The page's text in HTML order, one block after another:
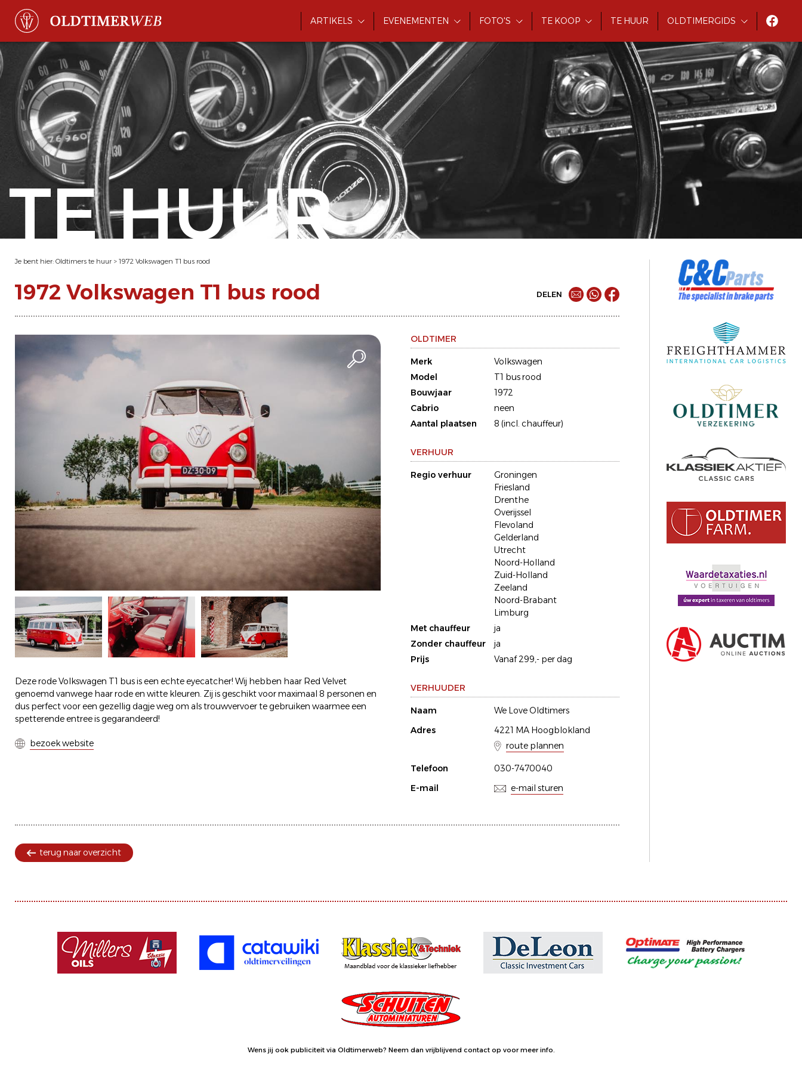
ARTIKELS EVENEMENTEN FOTO'S TE KOOP TE HUUR OLDTIMERGIDS
TE HUUR
Je bent hier: Oldtimers te huur > 1972 Volkswagen T1 bus rood
1972 Volkswagen T1 bus rood DELEN
Deze rode Volkswagen T1 bus is een echte eyecatcher! Wij hebben haar Red Velvet
genoemd vanwege haar rode en witte kleuren. Zij is geschikt voor maximaal 8 personen en
dus perfect voor een gezellig dagje weg om als trouwvervoer te gebruiken waarmee een
spetterende entree is gegarandeerd!
bezoek website
OLDTIMER
Merk
Volkswagen
Model
T1 bus rood
Bouwjaar
1972
Cabrio
neen
Aantal plaatsen
8 (incl. chauffeur)
VERHUUR
Regio verhuur
Groningen
Friesland
Drenthe
Overijssel
Flevoland
Gelderland
Utrecht
Noord-Holland
Zuid-Holland
Zeeland
Noord-Brabant
Limburg
Met chauffeur
ja
Zonder chauffeur
ja
Prijs
Vanaf 299,- per dag
VERHUUDER
Naam
We Love Oldtimers
Adres
4221 MA Hoogblokland
route plannen
Telefoon
030-7470040
E-mail
e-mail sturen
terug naar overzicht
Wens jij ook publiciteit via Oldtimerweb? Neem dan vrijblijvend contact op voor meer info.